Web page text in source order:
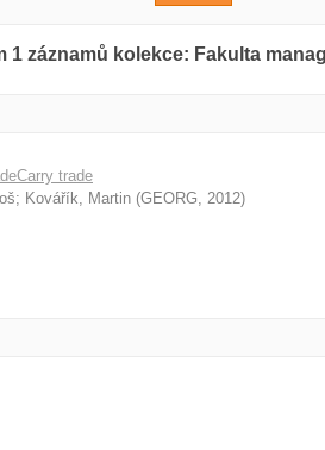
1 záznamů kolekce: Fakulta
trade
; Kovářík, Martin (GEORG, 2012)